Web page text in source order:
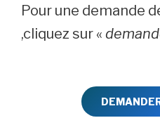
Pour une demande
,cliquez sur «